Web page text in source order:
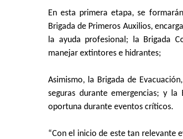
En esta primera etapa, se
Brigada de Primeros Auxilios,
la ayuda profesional; la Brigada
manejar extintores e hidrantes;
Asimismo, la Brigada de
seguras durante emergencias; y
oportuna durante eventos críticos.
“Con el inicio de este tan relevante